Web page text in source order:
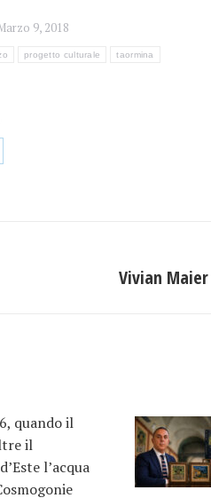
9, 2018
progetto culturale taormina
Vivian
quando il
il
l’acqua